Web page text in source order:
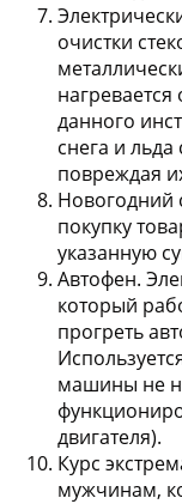
очистки
данного
снега и
повреждая
Новогодний
покупку
указанную
Автофен.
который
прогреть
машины не
двигателя).
Курс
мужчинам,